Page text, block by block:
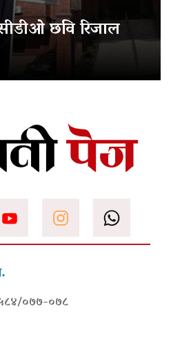
छवि रिजाल
०७७-०७८